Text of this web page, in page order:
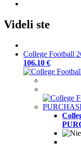
Videli ste
College Football
106.10 €